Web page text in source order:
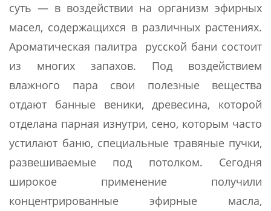
суть — в воздействии на организм эфирных
масел, содержащихся в различных растениях.
Ароматическая палитра русской бани состоит
из многих запахов. Под воздействием
влажного пара свои полезные вещества
отдают банные веники, древесина, которой
отделана парная изнутри, сено, которым часто
устилают баню, специальные травяные пучки,
развешиваемые под потолком. Сегодня
широкое применение получили
концентрированные эфирные масла,